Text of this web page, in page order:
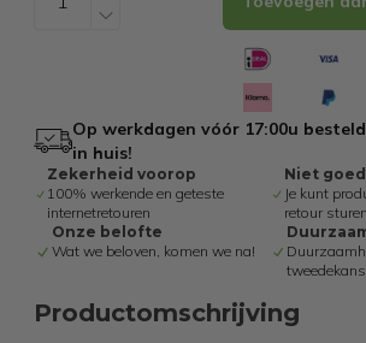
Op werkdagen vóór 17:00u
in huis!
Zekerheid voorop
100% werkende en geteste
internetretouren
Niet
Je kunt
retour sturen
Onze belofte
Wat we beloven, komen we na!
tweedekans
Productomschrijving